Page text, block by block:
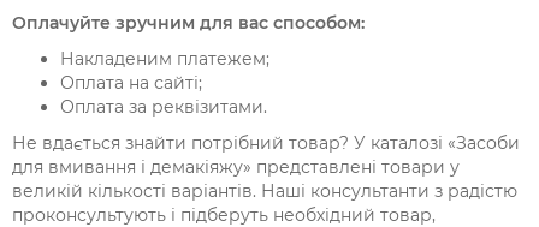
Оплачуйте зручним для вас способом:
Накладеним платежем;
Оплата на сайті;
Оплата за реквізитами.
Не вдається знайти потрібний товар? У каталозі «Засоби
для вмивання і демакіяжу» представлені товари у
великій кількості варіантів. Наші консультанти з радістю
проконсультують і підберуть необхідний товар,